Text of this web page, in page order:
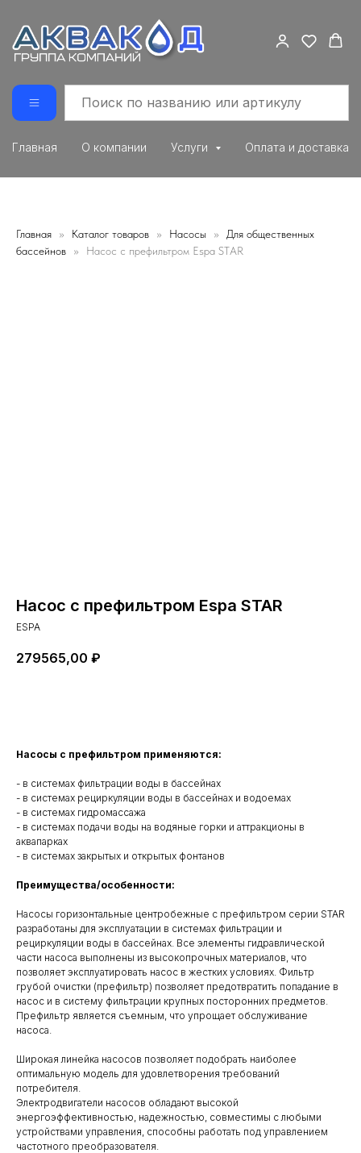
Главная О компании Услуги Оплата и доставка
Главная Каталог товаров Насосы
Для общественных
бассейнов
Насос с префильтром Espa STAR
Насос с префильтром Espa STAR
ESPA
279565,00 ₽
Насосы с префильтром применяются:
- в системах фильтрации воды в бассейнах
- в системах рециркуляции воды в бассейнах и водоемах
- в системах гидромассажа
- в системах подачи воды на водяные горки и аттракционы в
аквапарках
- в системах закрытых и открытых фонтанов
Преимущества/особенности:
Насосы горизонтальные центробежные с префильтром серии STAR
разработаны для эксплуатации в системах фильтрации и
рециркуляции воды в бассейнах. Все элементы гидравлической
части насоса выполнены из высокопрочных материалов, что
позволяет эксплуатировать насос в жестких условиях. Фильтр
грубой очистки (префильтр) позволяет предотвратить попадание в
насос и в систему фильтрации крупных посторонних предметов.
Префильтр является съемным, что упрощает обслуживание
насоса.
Широкая линейка насосов позволяет подобрать наиболее
оптимальную модель для удовлетворения требований
потребителя.
Электродвигатели насосов обладают высокой
энергоэффективностью, надежностью, совместимы с любыми
устройствами управления, способны работать под управлением
частотного преобразователя.